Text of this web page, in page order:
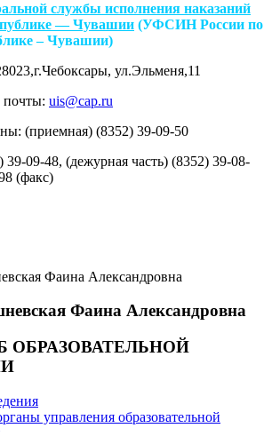
службы исполнения наказаний
— Чувашии (УФСИН России по
– Чувашии)
ул.Эльменя,11
почты: uis@cap.ru
(приемная) (8352) 39-09-50
39-09-48, (дежурная часть) (8352) 39-08-
(факс)
Фаина Александровна
ОБРАЗОВАТЕЛЬНОЙ
управления образовательной